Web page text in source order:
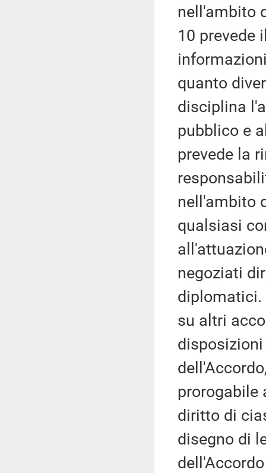
nell'ambito
10 prevede
quanto
disciplina
pubblico e
prevede la
nell'ambito
qualsiasi
negoziati
diplomatici.
su altri
prorogabile
diritto di
disegno di